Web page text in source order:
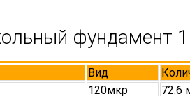
фундамент
Вид
120мкр
72.6